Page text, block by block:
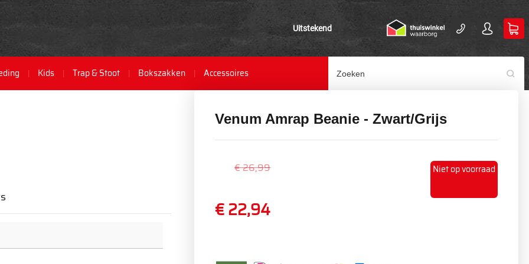
Uitstekend
Kids Trap & Stoot Bokszakken Accessoires
Venum Amrap Beanie - Zwart/Grijs
€ 26,99
€ 22,94
Niet op voorraad